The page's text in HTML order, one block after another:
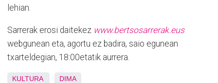
lehian.
Sarrerak erosi daitekez www.bertsosarrerak.eus
webgunean eta, agortu ez badira, saio egunean
txarteldegian, 18:00etatik aurrera.
KULTURA DIMA